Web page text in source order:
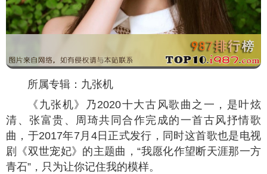
所属专辑：九张机
《九张机》乃2020十大古风歌曲之一，是叶炫
清、张富贵、周琦共同合作完成的一首古风抒情歌
曲，于2017年7月4日正式发行，同时这首歌也是电视
剧《双世宠妃》的主题曲，“我愿化作望断天涯那一方
青石”，只为让你记住我的模样。